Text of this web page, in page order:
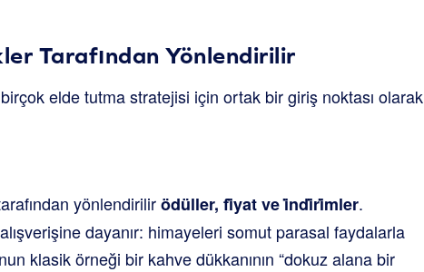
Tarafından Yönlendirilir
elde tutma stratejisi için ortak bir giriş noktası olarak
yönlendirilirödüller, fi̇yat ve i̇ndi̇ri̇mler.
dayanır: himayeleri somut parasal faydalarla
klasik örneği bir kahve dükkanının “dokuz alana bir